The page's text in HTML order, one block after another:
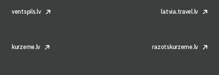
ventspils.lv latvia.travel.lv
kurzeme.lv razotskurzeme.lv